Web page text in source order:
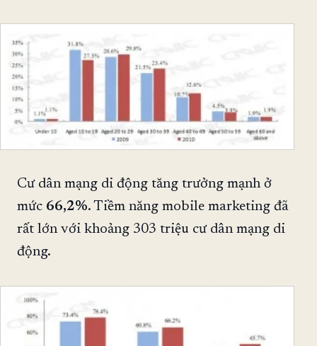
Cư dân mạng di động tăng trưởng mạnh ở
mức 66,2%. Tiềm năng mobile marketing đã
rất lớn với khoảng 303 triệu cư dân mạng di
động.